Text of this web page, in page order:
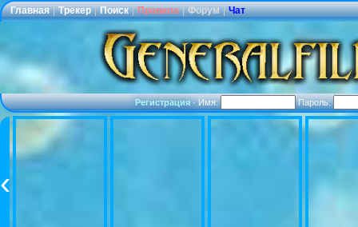
Главная | Трекер | Поиск | Правила | Форум | Чат
Регистрация·Имя: Пароль: